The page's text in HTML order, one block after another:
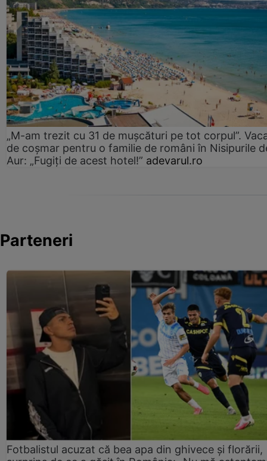
„M-am trezit cu 31 de mușcături pe tot corpul”.
de coșmar pentru o familie de români în Nisipurile
Aur: „Fugiți de acest hotel!” adevarul.ro
Parteneri
Fotbalistul acuzat că bea apa din ghivece și florării,